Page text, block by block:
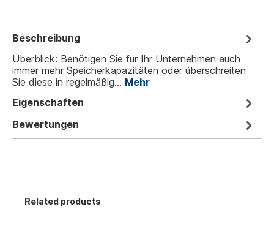
Beschreibung
Überblick: Benötigen Sie für Ihr Unternehmen auch
immer mehr Speicherkapazitäten oder überschreiten
Sie diese in regelmäßig… Mehr
Eigenschaften
Bewertungen
Related products